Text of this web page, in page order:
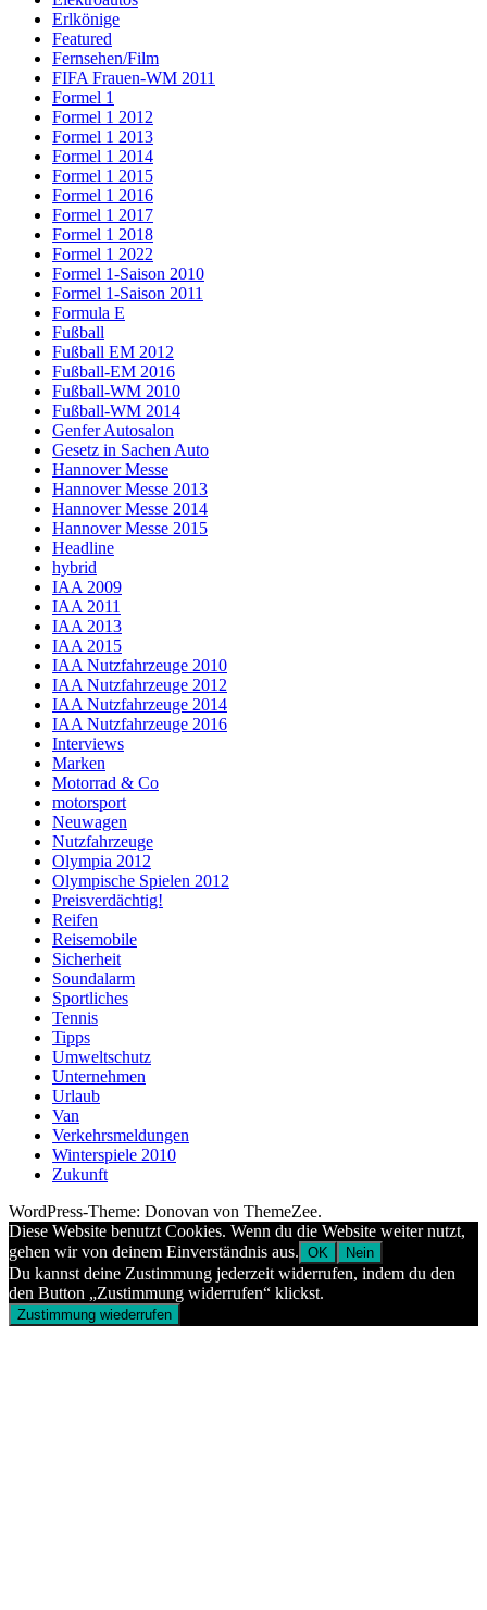
Erlkönige
Featured
Fernsehen/Film
FIFA Frauen-WM 2011
Formel 1
Formel 1 2012
Formel 1 2013
Formel 1 2014
Formel 1 2015
Formel 1 2016
Formel 1 2017
Formel 1 2018
Formel 1 2022
Formel 1-Saison 2010
Formel 1-Saison 2011
Formula E
Fußball
Fußball EM 2012
Fußball-EM 2016
Fußball-WM 2010
Fußball-WM 2014
Genfer Autosalon
Gesetz in Sachen Auto
Hannover Messe
Hannover Messe 2013
Hannover Messe 2014
Hannover Messe 2015
Headline
hybrid
IAA 2009
IAA 2011
IAA 2013
IAA 2015
IAA Nutzfahrzeuge 2010
IAA Nutzfahrzeuge 2012
IAA Nutzfahrzeuge 2014
IAA Nutzfahrzeuge 2016
Interviews
Marken
Motorrad & Co
motorsport
Neuwagen
Nutzfahrzeuge
Olympia 2012
Olympische Spielen 2012
Preisverdächtig!
Reifen
Reisemobile
Sicherheit
Soundalarm
Sportliches
Tennis
Tipps
Umweltschutz
Unternehmen
Urlaub
Van
Verkehrsmeldungen
Winterspiele 2010
Zukunft
WordPress-Theme: Donovan von ThemeZee.
Diese Website benutzt Cookies. Wenn du die Website weiter nutzt,
gehen wir von deinem Einverständnis aus. OK Nein
Du kannst deine Zustimmung jederzeit widerrufen, indem du den
den Button „Zustimmung widerrufen“ klickst.
Zustimmung wiederrufen